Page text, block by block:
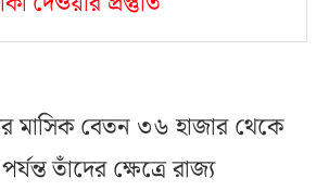
মাসিক বেতন ৩৬ হাজার থেকে
তাঁদের ক্ষেত্রে রাজ্য